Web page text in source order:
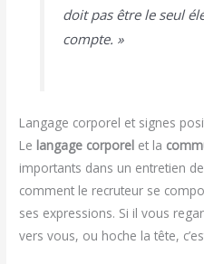
doit pas être le seul
compte. »
Langage corporel et signes
Le langage corporel et la
importants dans un entretien
comment le recruteur se
ses expressions. Si il vous
vers vous, ou hoche la tête,